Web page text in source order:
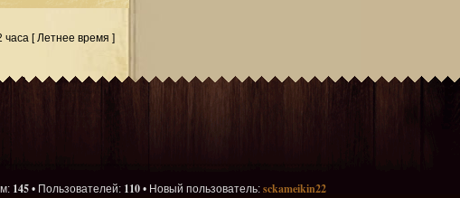
часа [ Летнее время ]
145 • Пользователей: 110 • Новый пользователь: sckameikin22